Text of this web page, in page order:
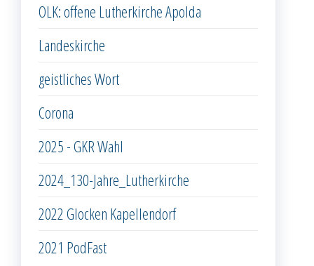
OLK: offene Lutherkirche Apolda
Landeskirche
geistliches Wort
Corona
2025 - GKR Wahl
2024_130-Jahre_Lutherkirche
2022 Glocken Kapellendorf
2021 PodFast